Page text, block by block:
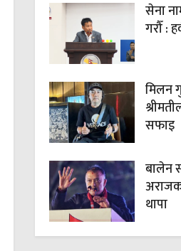
सेना
गरौँ :
मिलन
सफाइ
बालेन
थापा